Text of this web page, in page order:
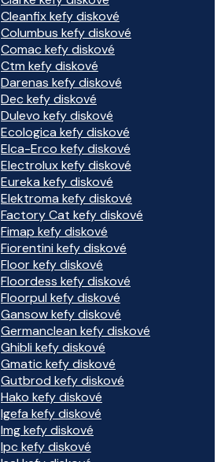
Cleanfix kefy diskové
Columbus kefy diskové
Comac kefy diskové
Ctm kefy diskové
Darenas kefy diskové
Dec kefy diskové
Dulevo kefy diskové
Ecologica kefy diskové
Elca-Erco kefy diskové
Electrolux kefy diskové
Eureka kefy diskové
Elektroma kefy diskové
Factory Cat kefy diskové
Fimap kefy diskové
Fiorentini kefy diskové
Floor kefy diskové
Floordess kefy diskové
Floorpul kefy diskové
Gansow kefy diskové
Germanclean kefy diskové
Ghibli kefy diskové
Gmatic kefy diskové
Gutbrod kefy diskové
Hako kefy diskové
Igefa kefy diskové
Img kefy diskové
Ipc kefy diskové